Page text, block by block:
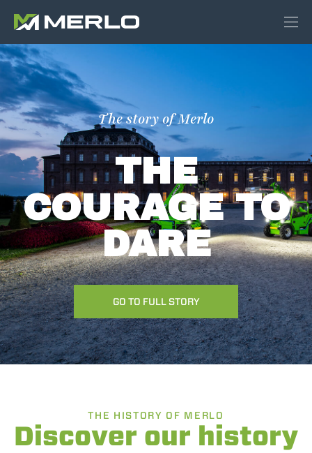
The story of Merlo
THE
COURAGE TO
DARE
GO TO FULL STORY
THE HISTORY OF MERLO
Discover our history